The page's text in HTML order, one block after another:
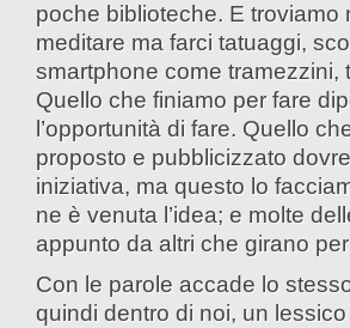
poche biblioteche. E
meditare ma farci tatuaggi,
smartphone come
Quello che finiamo per fare
l’opportunità di fare. Quello
proposto e pubblicizzato
iniziativa, ma questo lo
ne è venuta l’idea; e molte
appunto da altri che girano
Con le parole accade lo
quindi dentro di noi, un